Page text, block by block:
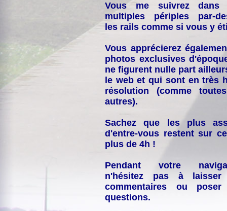
Vous me suivrez dans
multiples périples par-
les rails comme si vous y
Vous apprécierez
photos exclusives
ne figurent nulle part
le web et qui sont en très
résolution (comme
autres).
Sachez que les plus
d'entre-vous restent sur
plus de 4h !
Pendant votre
n'hésitez pas à laisser
commentaires ou
questions.